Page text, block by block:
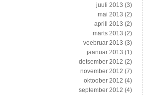
juuli 2013 (3)
mai 2013 (2)
aprill 2013 (2)
märts 2013 (2)
veebruar 2013 (3)
jaanuar 2013 (1)
detsember 2012 (2)
november 2012 (7)
oktoober 2012 (4)
september 2012 (4)